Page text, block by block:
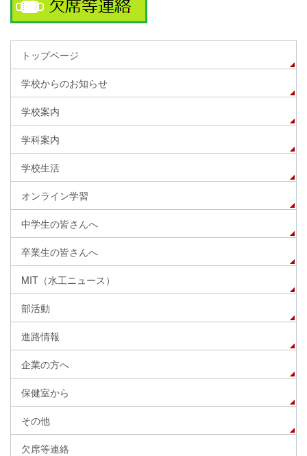
トップページ
学校からのお知らせ
学校案内
学科案内
学校生活
オンライン学習
中学生の皆さんへ
卒業生の皆さんへ
MIT（水工ニュース）
部活動
進路情報
企業の方へ
保健室から
その他
欠席等連絡